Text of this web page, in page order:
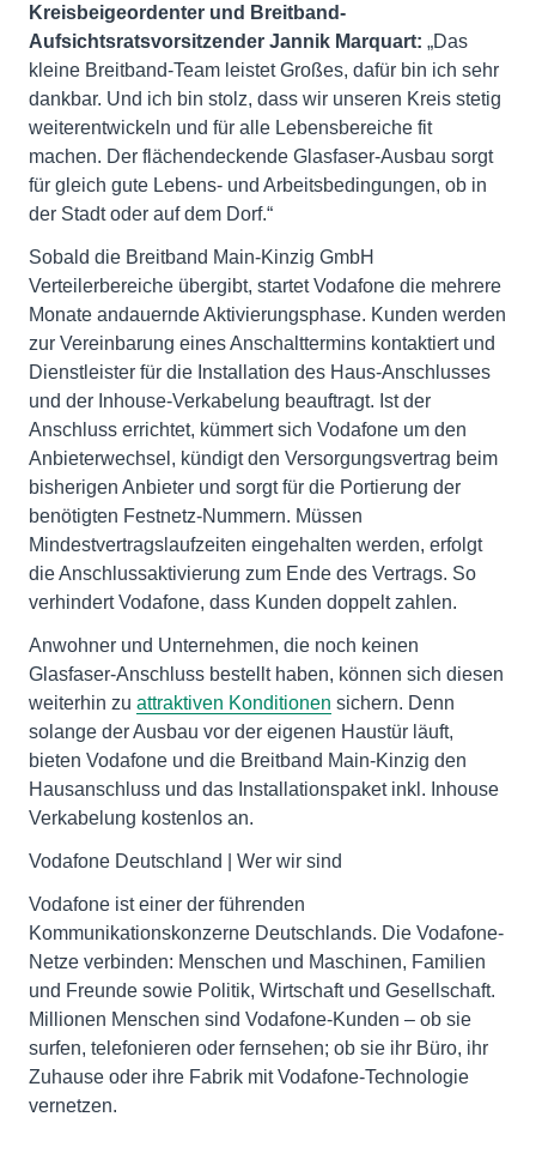
Kreisbeigeordenter und Breitband-
Aufsichtsratsvorsitzender Jannik Marquart: „Das
kleine Breitband-Team leistet Großes, dafür bin ich sehr
dankbar. Und ich bin stolz, dass wir unseren Kreis stetig
weiterentwickeln und für alle Lebensbereiche fit
machen. Der flächendeckende Glasfaser-Ausbau sorgt
für gleich gute Lebens- und Arbeitsbedingungen, ob in
der Stadt oder auf dem Dorf.“
Sobald die Breitband Main-Kinzig GmbH
Verteilerbereiche übergibt, startet Vodafone die mehrere
Monate andauernde Aktivierungsphase. Kunden werden
zur Vereinbarung eines Anschalttermins kontaktiert und
Dienstleister für die Installation des Haus-Anschlusses
und der Inhouse-Verkabelung beauftragt. Ist der
Anschluss errichtet, kümmert sich Vodafone um den
Anbieterwechsel, kündigt den Versorgungsvertrag beim
bisherigen Anbieter und sorgt für die Portierung der
benötigten Festnetz-Nummern. Müssen
Mindestvertragslaufzeiten eingehalten werden, erfolgt
die Anschlussaktivierung zum Ende des Vertrags. So
verhindert Vodafone, dass Kunden doppelt zahlen.
Anwohner und Unternehmen, die noch keinen
Glasfaser-Anschluss bestellt haben, können sich diesen
weiterhin zu attraktiven Konditionen sichern. Denn
solange der Ausbau vor der eigenen Haustür läuft,
bieten Vodafone und die Breitband Main-Kinzig den
Hausanschluss und das Installationspaket inkl. Inhouse
Verkabelung kostenlos an.
Vodafone Deutschland | Wer wir sind
Vodafone ist einer der führenden
Kommunikationskonzerne Deutschlands. Die Vodafone-
Netze verbinden: Menschen und Maschinen, Familien
und Freunde sowie Politik, Wirtschaft und Gesellschaft.
Millionen Menschen sind Vodafone-Kunden – ob sie
surfen, telefonieren oder fernsehen; ob sie ihr Büro, ihr
Zuhause oder ihre Fabrik mit Vodafone-Technologie
vernetzen.